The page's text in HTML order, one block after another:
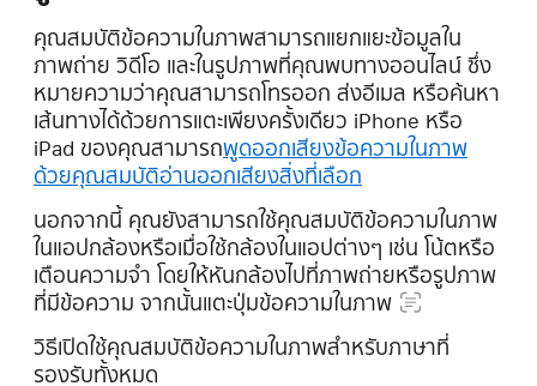
คุณสมบัติข้อความในภาพสามารถแยกแยะข้อมูลใน
ภาพถ่าย วิดีโอ และในรูปภาพที่คุณพบทางออนไลน์ ซึ่ง
หมายความว่าคุณสามารถโทรออก ส่งอีเมล หรือค้นหา
เส้นทางได้ด้วยการแตะเพียงครั้งเดียว iPhone หรือ
iPad ของคุณสามารถพูดออกเสียงข้อความในภาพ
ด้วยคุณสมบัติอ่านออกเสียงสิ่งที่เลือก
นอกจากนี้ คุณยังสามารถใช้คุณสมบัติข้อความในภาพ
ในแอปกล้องหรือเมื่อใช้กล้องในแอปต่างๆ เช่น โน้ตหรือ
เตือนความจำ โดยให้หันกล้องไปที่ภาพถ่ายหรือรูปภาพ
ที่มีข้อความ จากนั้นแตะปุ่มข้อความในภาพ
วิธีเปิดใช้คุณสมบัติข้อความในภาพสำหรับภาษาที่
รองรับทั้งหมด